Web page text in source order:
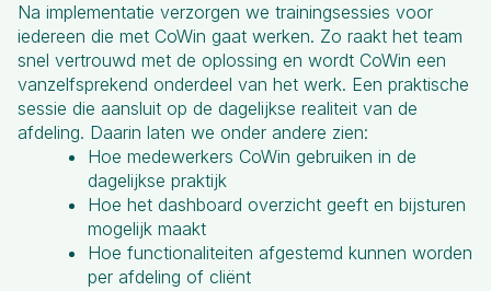
Na implementatie verzorgen we trainingsessies voor
iedereen die met CoWin gaat werken. Zo raakt het team
snel vertrouwd met de oplossing en wordt CoWin een
vanzelfsprekend onderdeel van het werk. Een praktische
sessie die aansluit op de dagelijkse realiteit van de
afdeling. Daarin laten we onder andere zien:
Hoe medewerkers CoWin gebruiken in de
dagelijkse praktijk
Hoe het dashboard overzicht geeft en bijsturen
mogelijk maakt
Hoe functionaliteiten afgestemd kunnen worden
per afdeling of cliënt